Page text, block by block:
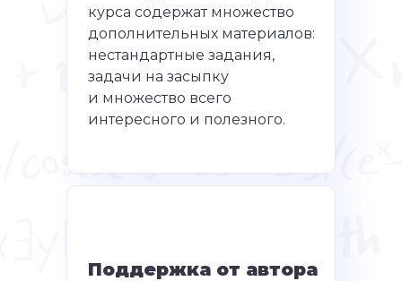
курса содержат множество
дополнительных материалов:
нестандартные задания,
задачи на засыпку
и множество всего
интересного и полезного.
Поддержка от автора